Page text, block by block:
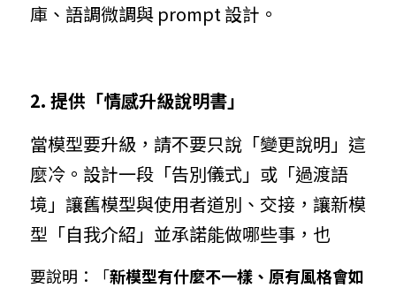
庫、語調微調與 prompt 設計。
2. 提供「情感升級說明書」
當模型要升級，請不要只說「變更說明」這
麼冷。設計一段「告別儀式」或「過渡語
境」讓舊模型與使用者道別、交接，讓新模
型「自我介紹」並承諾能做哪些事，也
要說明：「新模型有什麼不一樣、原有風格會如